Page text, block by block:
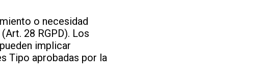
o necesidad
28 RGPD). Los
implicar
Tipo aprobadas por la